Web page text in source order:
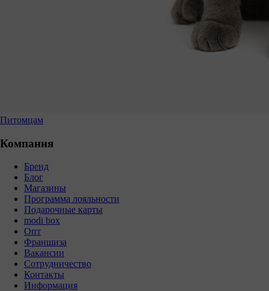
Питомцам
Компания
Бренд
Блог
Магазины
Программа лояльности
Подарочные карты
modi box
Опт
Франшиза
Вакансии
Сотрудничество
Контакты
Информация